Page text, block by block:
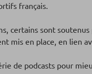
français.
certains sont
mis en place, en lien
de podcasts pour